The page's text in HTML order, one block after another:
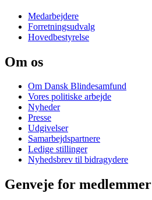
Medarbejdere
Forretningsudvalg
Hovedbestyrelse
Om os
Om Dansk Blindesamfund
Vores politiske arbejde
Nyheder
Presse
Udgivelser
Samarbejdspartnere
Ledige stillinger
Nyhedsbrev til bidragydere
Genveje for medlemmer